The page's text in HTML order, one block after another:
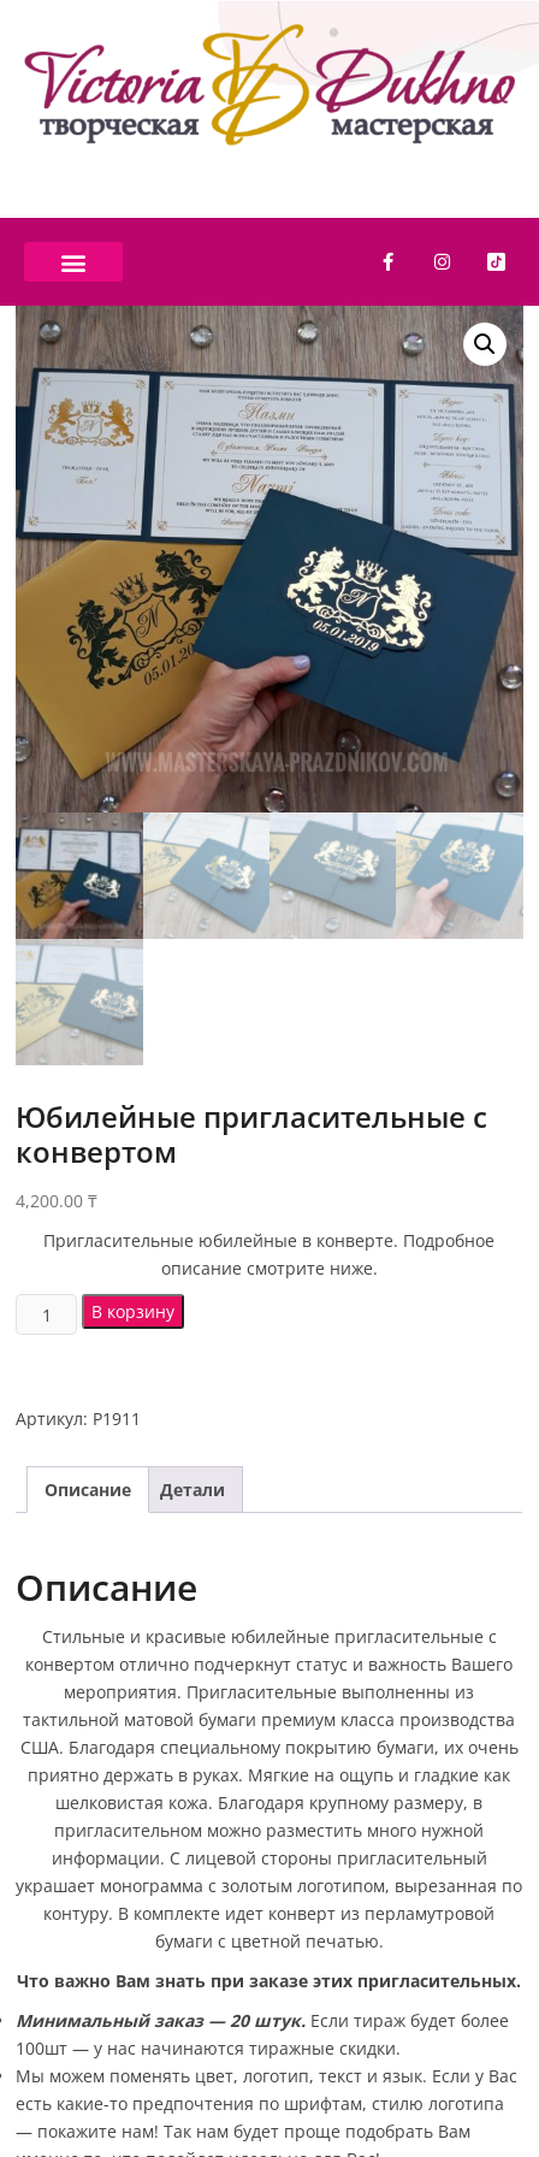
Юбилейные пригласительные с
конвертом
4,200.00₸
Пригласительные юбилейные в конверте. Подробное
описание смотрите ниже.
В корзину
Артикул: P1911
Описание Детали
Описание
Стильные и красивые юбилейные пригласительные с
конвертом отлично подчеркнут статус и важность Вашего
мероприятия. Пригласительные выполненны из
тактильной матовой бумаги премиум класса производства
США. Благодаря специальному покрытию бумаги, их очень
приятно держать в руках. Мягкие на ощупь и гладкие как
шелковистая кожа. Благодаря крупному размеру, в
пригласительном можно разместить много нужной
информации. С лицевой стороны пригласительный
украшает монограмма с золотым логотипом, вырезанная по
контуру. В комплекте идет конверт из перламутровой
бумаги с цветной печатью.
Что важно Вам знать при заказе этих пригласительных.
Минимальный заказ — 20 штук. Если тираж будет более
100шт — у нас начинаются тиражные скидки.
Мы можем поменять цвет, логотип, текст и язык. Если у Вас
есть какие-то предпочтения по шрифтам, стилю логотипа
— покажите нам! Так нам будет проще подобрать Вам